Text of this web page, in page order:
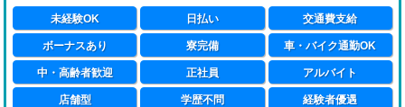
未経験OK 日払い 交通費支給
ボーナスあり 寮完備 車・バイク通勤OK
中・高齢者歓迎 正社員 アルバイト
店舗型 学歴不問 経験者優遇